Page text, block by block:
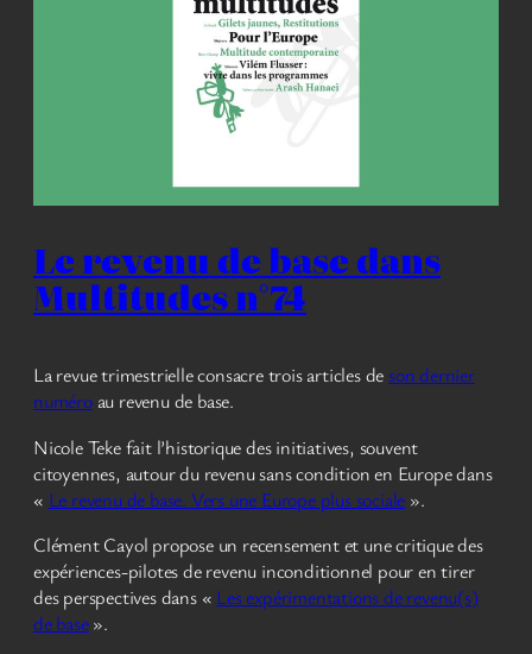
Le revenu de base dans
Multitudes n°74
La revue trimestrielle consacre trois articles deson dernier
numéroau revenu de base.
Nicole Teke fait l’historique des initiatives, souvent
citoyennes, autour du revenu sans condition en Europe dans
« Le revenu de base. Vers une Europe plus sociale ».
Clément Cayol propose un recensement et une critique des
expériences-pilotes de revenu inconditionnel pour en tirer
des perspectives dans « Les expérimentations de revenu(s)
de base».